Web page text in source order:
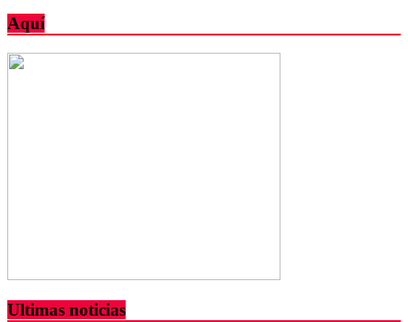
primer
libro
Aquí
Ultimas noticias